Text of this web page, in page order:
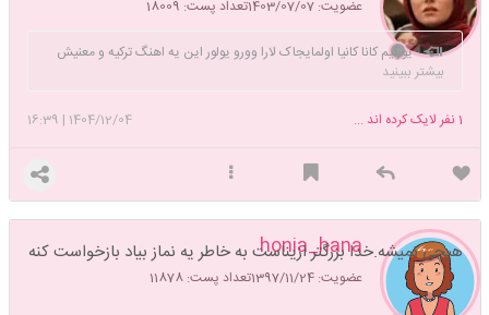
عضویت: 1403/07/07 تعداد پست: 18009
یورگیم کانا کانیا اولمایجاک لارا وورو یولور این یه اهنگ ترکیه و معنیش
میشه دلم زخمیم به غیر ممکن ها چنگ میزنه
بیشتر ببینید
1404/12/04
|
16:39 1نفر لایک کرده اند ...
honia_hana
عضویت: 1397/11/24 تعداد پست: 11878
هیچی نمیشه.خدا بزرگتر ازیناست به خاطر یه نماز بیاد بازخواست کنه